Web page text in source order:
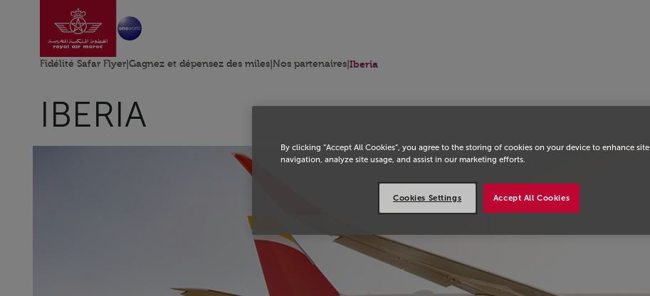
Saut au contenu principal
Aller à la page accueil
Fidélité Safar Flyer Gagnez et dépensez des miles Nos partenaires Iberia
IBERIA
By clicking “Accept All Cookies”, you agree to the storing of cookies on your device to enhance site
navigation, analyze site usage, and assist in our marketing efforts.
Accept All Cookies
Cookies Settings